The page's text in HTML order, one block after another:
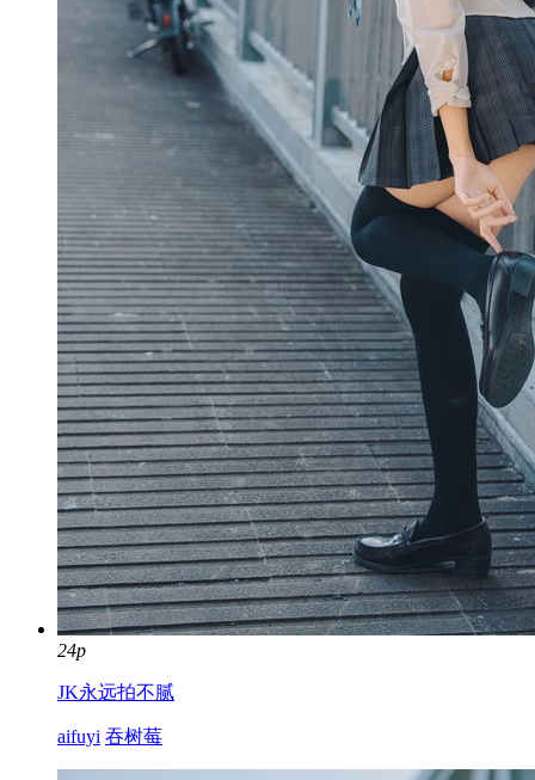
24p
JK永远拍不腻
aifuyi 吞树莓